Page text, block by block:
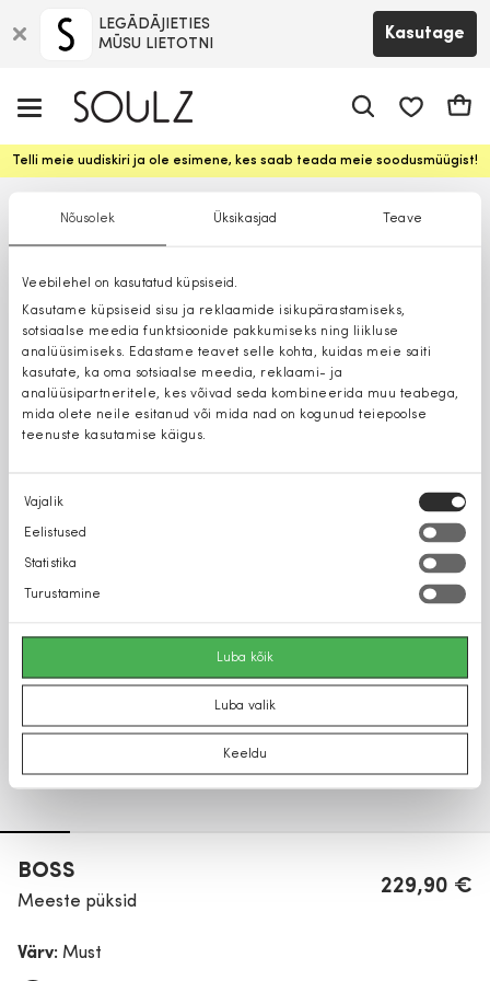
Nõusolek Üksikasjad Teave
Veebilehel on kasutatud küpsiseid.
Kasutame küpsiseid sisu ja reklaamide isikupärastamiseks,
sotsiaalse meedia funktsioonide pakkumiseks ning liikluse
analüüsimiseks. Edastame teavet selle kohta, kuidas meie saiti
kasutate, ka oma sotsiaalse meedia, reklaami- ja
analüüsipartneritele, kes võivad seda kombineerida muu teabega,
mida olete neile esitanud või mida nad on kogunud teiepoolse
teenuste kasutamise käigus.
Nõusoleku
valik
Vajalik
Eelistused
Statistika
Turustamine
Luba kõik
Luba valik
Keeldu
LEGĀDĀJIETIES
MŪSU LIETOTNI
Kasutage
Telli meie uudiskiri ja ole esimene, kes saab teada meie soodusmüügist!
BOSS
Meeste püksid
229,90 €
Värv: Must